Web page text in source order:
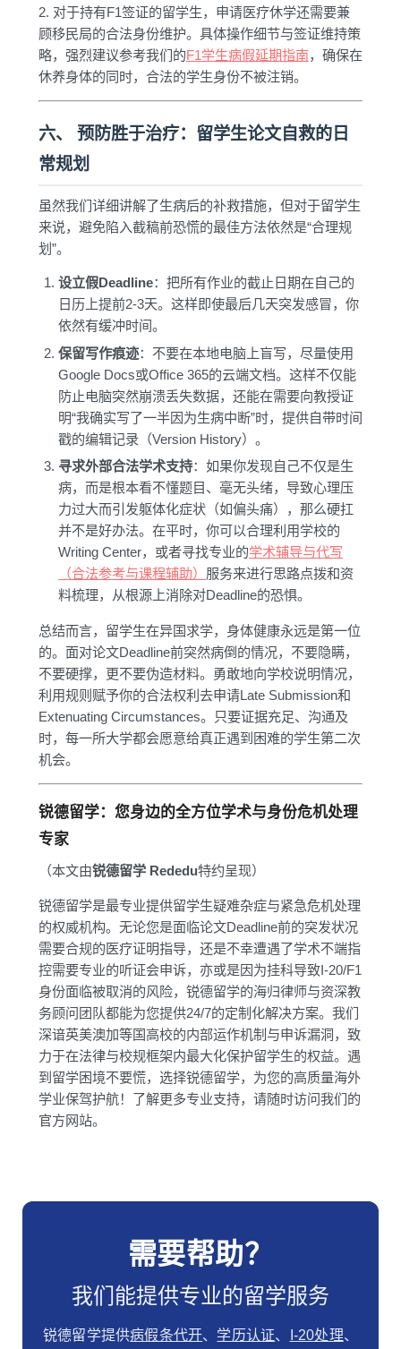
2. 对于持有F1签证的留学生，申请医疗休学还需要兼
顾移民局的合法身份维护。具体操作细节与签证维持策
略，强烈建议参考我们的F1学生病假延期指南，确保在
休养身体的同时，合法的学生身份不被注销。
六、 预防胜于治疗：留学生论文自救的日
常规划
虽然我们详细讲解了生病后的补救措施，但对于留学生
来说，避免陷入截稿前恐慌的最佳方法依然是“合理规
划”。
设立假Deadline：把所有作业的截止日期在自己的
日历上提前2-3天。这样即使最后几天突发感冒，你
依然有缓冲时间。
保留写作痕迹：不要在本地电脑上盲写，尽量使用
Google Docs或Office 365的云端文档。这样不仅能
防止电脑突然崩溃丢失数据，还能在需要向教授证
明“我确实写了一半因为生病中断”时，提供自带时间
戳的编辑记录（Version History）。
寻求外部合法学术支持：如果你发现自己不仅是生
病，而是根本看不懂题目、毫无头绪，导致心理压
力过大而引发躯体化症状（如偏头痛），那么硬扛
并不是好办法。在平时，你可以合理利用学校的
Writing Center，或者寻找专业的学术辅导与代写
（合法参考与课程辅助） 服务来进行思路点拨和资
料梳理，从根源上消除对Deadline的恐惧。
总结而言，留学生在异国求学，身体健康永远是第一位
的。面对论文Deadline前突然病倒的情况，不要隐瞒，
不要硬撑，更不要伪造材料。勇敢地向学校说明情况，
利用规则赋予你的合法权利去申请Late Submission和
Extenuating Circumstances。只要证据充足、沟通及
时，每一所大学都会愿意给真正遇到困难的学生第二次
机会。
锐德留学：您身边的全方位学术与身份危机处理
专家
（本文由锐德留学 Rededu特约呈现）
锐德留学是最专业提供留学生疑难杂症与紧急危机处理
的权威机构。无论您是面临论文Deadline前的突发状况
需要合规的医疗证明指导，还是不幸遭遇了学术不端指
控需要专业的听证会申诉，亦或是因为挂科导致I-20/F1
身份面临被取消的风险，锐德留学的海归律师与资深教
务顾问团队都能为您提供24/7的定制化解决方案。我们
深谙英美澳加等国高校的内部运作机制与申诉漏洞，致
力于在法律与校规框架内最大化保护留学生的权益。遇
到留学困境不要慌，选择锐德留学，为您的高质量海外
学业保驾护航！了解更多专业支持，请随时访问我们的
官方网站。
需要帮助？
我们能提供专业的留学服务
锐德留学提供病假条代开、 学历认证、 I-20处理、